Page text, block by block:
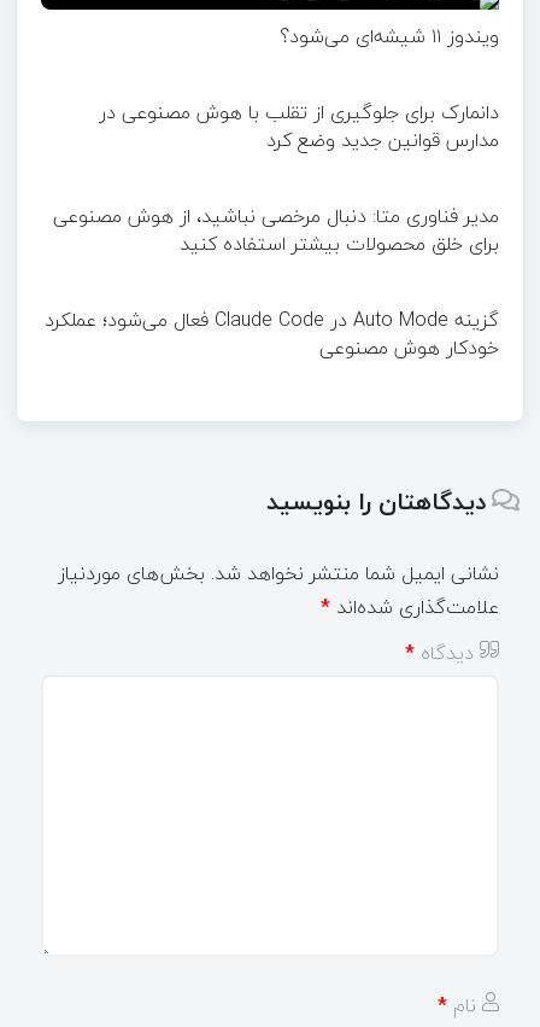
ویندوز ۱۱ شیشه‌ای می‌شود؟
دانمارک برای جلوگیری از تقلب با هوش مصنوعی در
مدارس قوانین جدید وضع کرد
مدیر فناوری متا: دنبال مرخصی نباشید، از هوش مصنوعی
برای خلق محصولات بیشتر استفاده کنید
گزینه Auto Mode در Claude Code فعال می‌شود؛ عملکرد
خودکار هوش مصنوعی
دیدگاهتان را بنویسید
نشانی ایمیل شما منتشر نخواهد شد. بخش‌های موردنیاز
علامت‌گذاری شده‌اند *
دیدگاه *
نام *